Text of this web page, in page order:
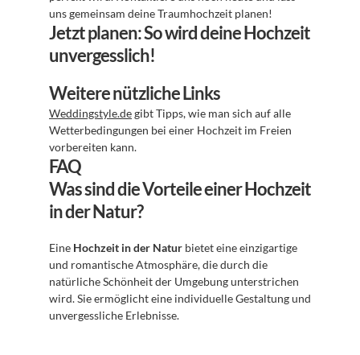
uns gemeinsam deine Traumhochzeit planen!
Jetzt planen: So wird deine Hochzeit
unvergesslich!
Weitere nützliche Links
Weddingstyle.de gibt Tipps, wie man sich auf alle
Wetterbedingungen bei einer Hochzeit im Freien
vorbereiten kann.
FAQ
Was sind die Vorteile einer Hochzeit
in der Natur?
Eine Hochzeit in der Natur bietet eine einzigartige
und romantische Atmosphäre, die durch die
natürliche Schönheit der Umgebung unterstrichen
wird. Sie ermöglicht eine individuelle Gestaltung und
unvergessliche Erlebnisse.